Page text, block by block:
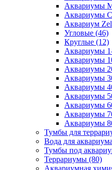
Аквариумы
Аквариумы
Аквариум
Угловые (46)
Круглые (12)
Аквариумы
Аквариумы
Аквариумы
Аквариумы
Аквариумы
Аквариумы
Аквариумы
Аквариумы
Аквариумы
Тумбы для
Вода для
Тумбы под
Террариумы (80)
Аквариумная